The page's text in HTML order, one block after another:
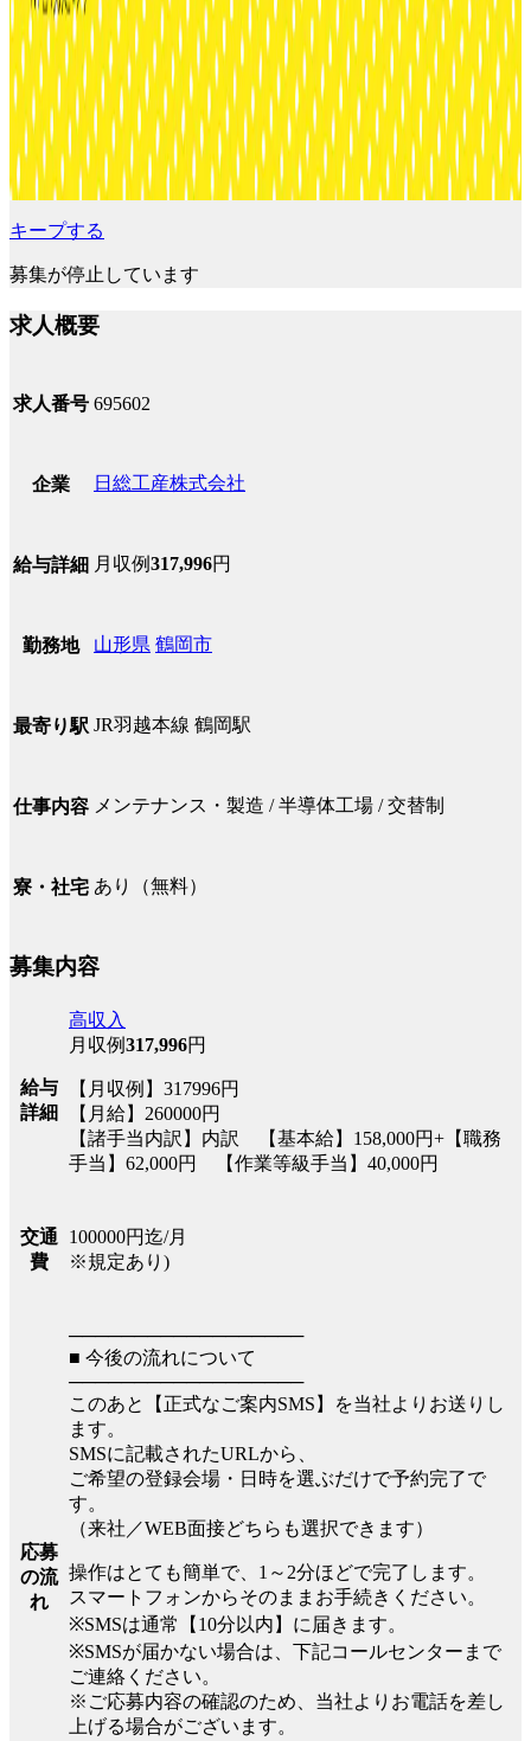
キープする
募集が停止しています
求人概要
求人番号 695602
企業 日総工産株式会社
給与詳細 月収例317,996円
勤務地 山形県 鶴岡市
最寄り駅 JR羽越本線 鶴岡駅
仕事内容 メンテナンス・製造 / 半導体工場 / 交替制
寮・社宅 あり（無料）
募集内容
給与
詳細
高収入
月収例317,996円
【月収例】317996円
【月給】260000円
【諸手当内訳】内訳 【基本給】158,000円+【職務
手当】62,000円 【作業等級手当】40,000円
交通
費
100000円迄/月
※規定あり)
応募
の流
れ
──────────────────
■ 今後の流れについて
──────────────────
このあと【正式なご案内SMS】を当社よりお送りし
ます。
SMSに記載されたURLから、
ご希望の登録会場・日時を選ぶだけで予約完了で
す。
（来社／WEB面接どちらも選択できます）
操作はとても簡単で、1～2分ほどで完了します。
スマートフォンからそのままお手続きください。
※SMSは通常【10分以内】に届きます。
※SMSが届かない場合は、下記コールセンターまで
ご連絡ください。
※ご応募内容の確認のため、当社よりお電話を差し
上げる場合がございます。